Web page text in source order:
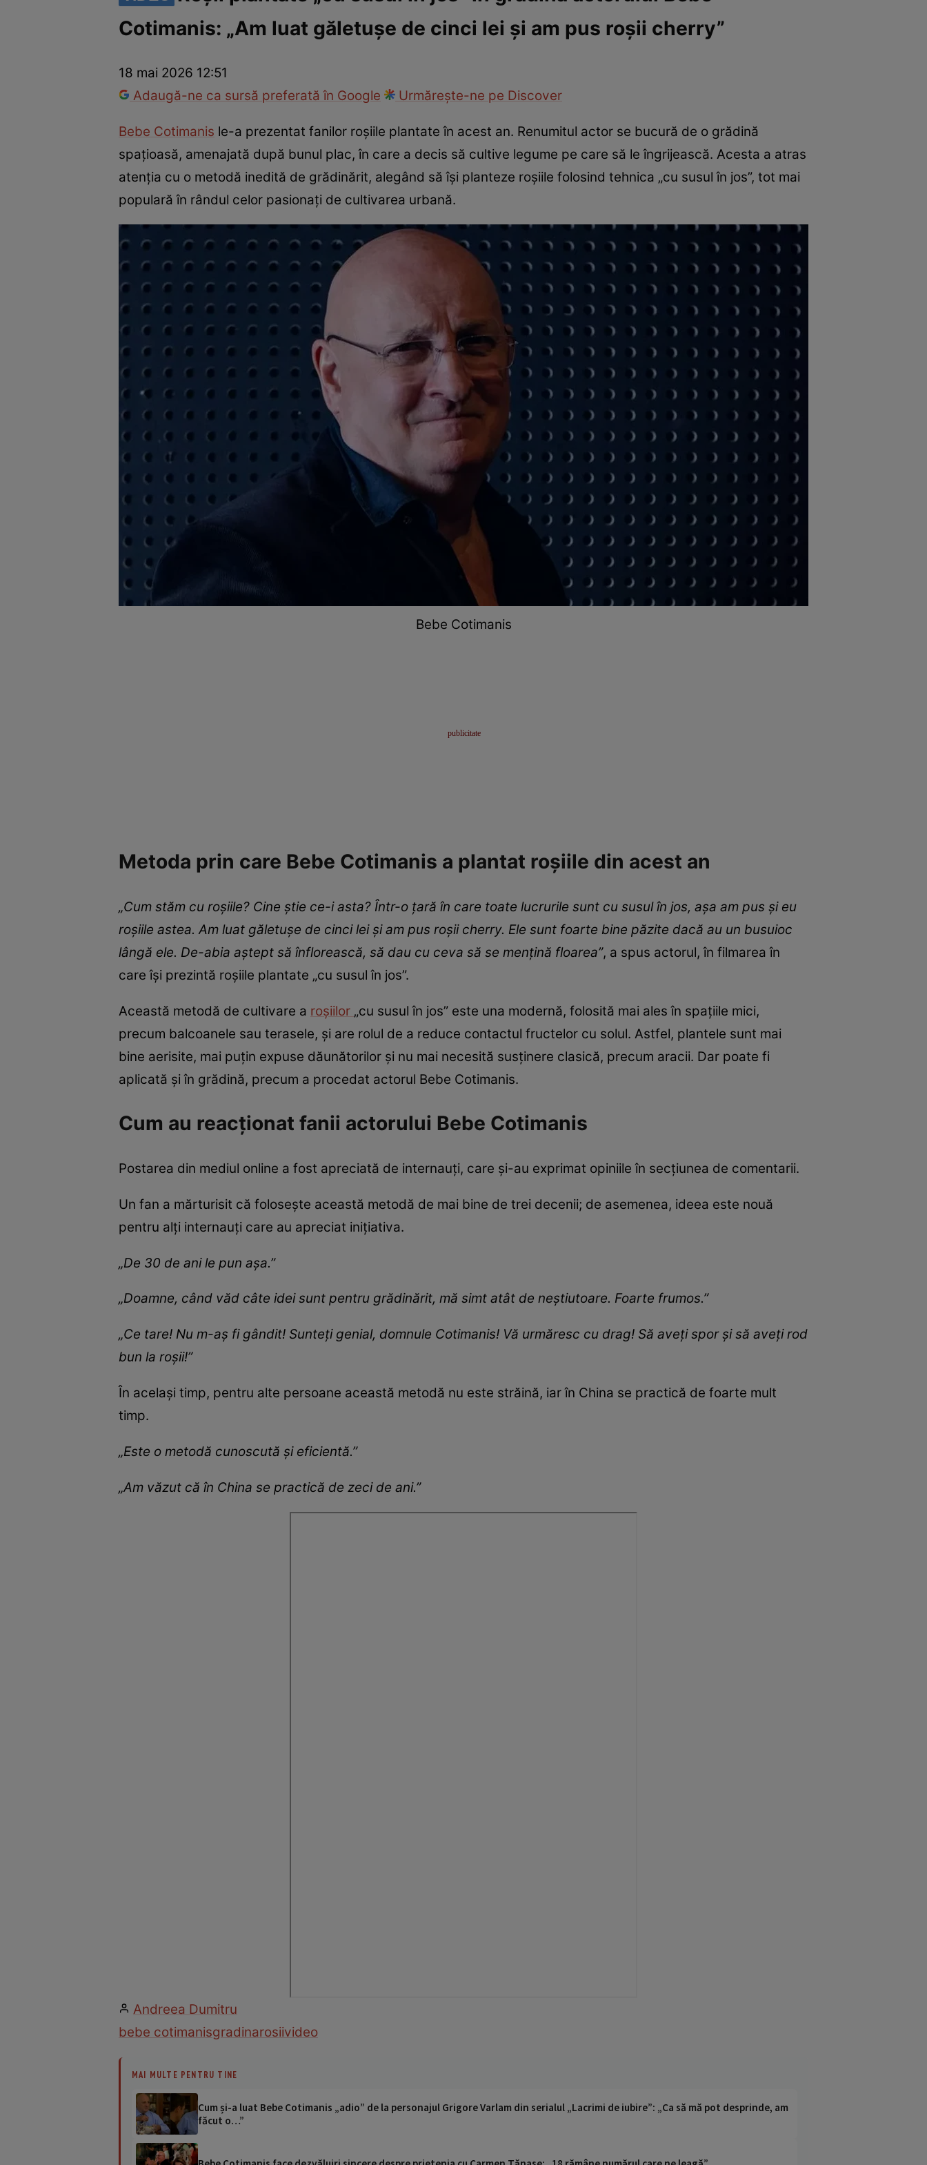
Vedete internaționaleVedete românești Interviurile Click!Paparazzii Click!
Cotimanis: „Am luat găletușe de cinci lei și am pus roșii cherry”
18 mai 2026 12:51
Adaugă-ne ca sursă preferată în Google
Urmărește-ne pe Discover
Bebe Cotimanis le-a prezentat fanilor roșiile plantate în acest an. Renumitul actor se bucură de o grădină
spațioasă, amenajată după bunul plac, în care a decis să cultive legume pe care să le îngrijească. Acesta a atras
atenția cu o metodă inedită de grădinărit, alegând să își planteze roșiile folosind tehnica „cu susul în jos”, tot mai
populară în rândul celor pasionați de cultivarea urbană.
Bebe Cotimanis
Metoda prin care Bebe Cotimanis a plantat roșiile din acest an
„Cum stăm cu roșiile? Cine știe ce-i asta? Într-o țară în care toate lucrurile sunt cu susul în jos, așa am pus și eu
roșiile astea. Am luat găletușe de cinci lei și am pus roșii cherry. Ele sunt foarte bine păzite dacă au un busuioc
lângă ele. De-abia aștept să înflorească, să dau cu ceva să se mențină floarea”, a spus actorul, în filmarea în
care își prezintă roșiile plantate „cu susul în jos”.
Această metodă de cultivare a roșiilor „cu susul în jos” este una modernă, folosită mai ales în spațiile mici,
precum balcoanele sau terasele, și are rolul de a reduce contactul fructelor cu solul. Astfel, plantele sunt mai
bine aerisite, mai puțin expuse dăunătorilor și nu mai necesită susținere clasică, precum aracii. Dar poate fi
aplicată și în grădină, precum a procedat actorul Bebe Cotimanis.
Cum au reacționat fanii actorului Bebe Cotimanis
Postarea din mediul online a fost apreciată de internauți, care și-au exprimat opiniile în secțiunea de comentarii.
Un fan a mărturisit că folosește această metodă de mai bine de trei decenii; de asemenea, ideea este nouă
pentru alți internauți care au apreciat inițiativa.
„De 30 de ani le pun așa.”
„Doamne, când văd câte idei sunt pentru grădinărit, mă simt atât de neștiutoare. Foarte frumos.”
„Ce tare! Nu m-aș fi gândit! Sunteți genial, domnule Cotimanis! Vă urmăresc cu drag! Să aveți spor și să aveți rod
bun la roșii!”
În același timp, pentru alte persoane această metodă nu este străină, iar în China se practică de foarte mult
timp.
„Este o metodă cunoscută și eficientă.”
„Am văzut că în China se practică de zeci de ani.”
Andreea Dumitru
bebe cotimanisgradinarosiivideo
MAI MULTE PENTRU TINE
Cum și-a luat Bebe Cotimanis „adio” de la personajul Grigore Varlam din serialul „Lacrimi de iubire”: „Ca să mă pot desprinde, am
făcut o…”